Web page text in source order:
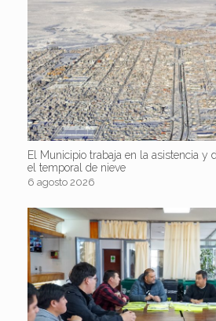
El Municipio trabaja en la asistencia y
el temporal de nieve
6 agosto 2026